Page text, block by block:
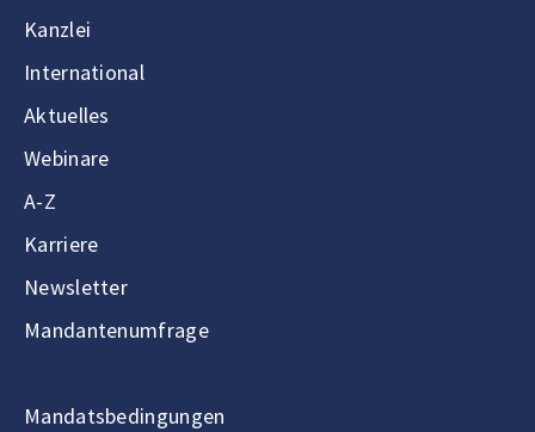
Kanzlei
International
Aktuelles
Webinare
A-Z
Karriere
Newsletter
Mandantenumfrage
Mandatsbedingungen